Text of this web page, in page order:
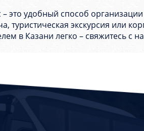
это удобный способ
туристическая экскурсия
в Казани легко – свяжитесь